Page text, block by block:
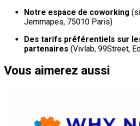
Notre espace de coworking
Jemmapes, 75010 Paris)
Des tarifs préférentiels sur
partenaires (Vivlab, 99Street,
Vous aimerez aussi